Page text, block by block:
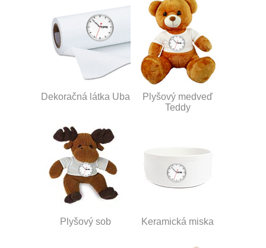
Dekoračná látka Uba
Plyšový medveď
Teddy
Plyšový sob Keramická miska